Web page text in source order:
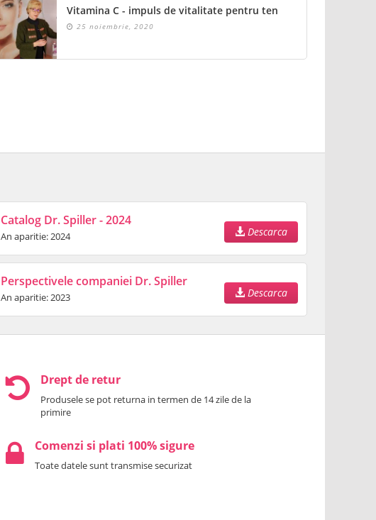
Vitamina C - impuls de vitalitate pentru ten
25 noiembrie, 2020
Catalog Dr. Spiller - 2024
An aparitie: 2024 Descarca
Perspectivele companiei Dr. Spiller
An aparitie: 2023 Descarca
Drept de retur
Produsele se pot returna in termen de 14 zile de la
primire
Comenzi si plati 100% sigure
Toate datele sunt transmise securizat